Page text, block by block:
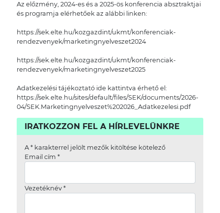
Az előzmény, 2024-es és a 2025-ös konferencia absztraktjai
és programja elérhetőek az alábbi linken:
https://sek.elte.hu/kozgazdint/ukmt/konferenciak-
rendezvenyek/marketingnyelveszet2024
https://sek.elte.hu/kozgazdint/ukmt/konferenciak-
rendezvenyek/marketingnyelveszet2025
Adatkezelési tájékoztató ide kattintva érhető el:
https://sek.elte.hu/sites/default/files/SEK/documents/2026-
04/SEK.Marketingnyelveszet%202026_Adatkezelesi.pdf
IRATKOZZON FEL A HÍRLEVELÜNKRE
A *karakterrel jelölt mezők kitöltése kötelező
Email cím *
Vezetéknév *